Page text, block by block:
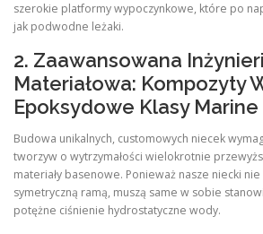
szerokie platformy wypoczynkowe, które po
jak podwodne leżaki.
2. Zaawansowana
Materiałowa: Kompozyty
Epoksydowe Klasy Marine
Budowa unikalnych, customowych niecek
tworzyw o wytrzymałości wielokrotnie
materiały basenowe. Ponieważ nasze niecki
symetryczną ramą, muszą same w sobie
potężne ciśnienie hydrostatyczne wody.